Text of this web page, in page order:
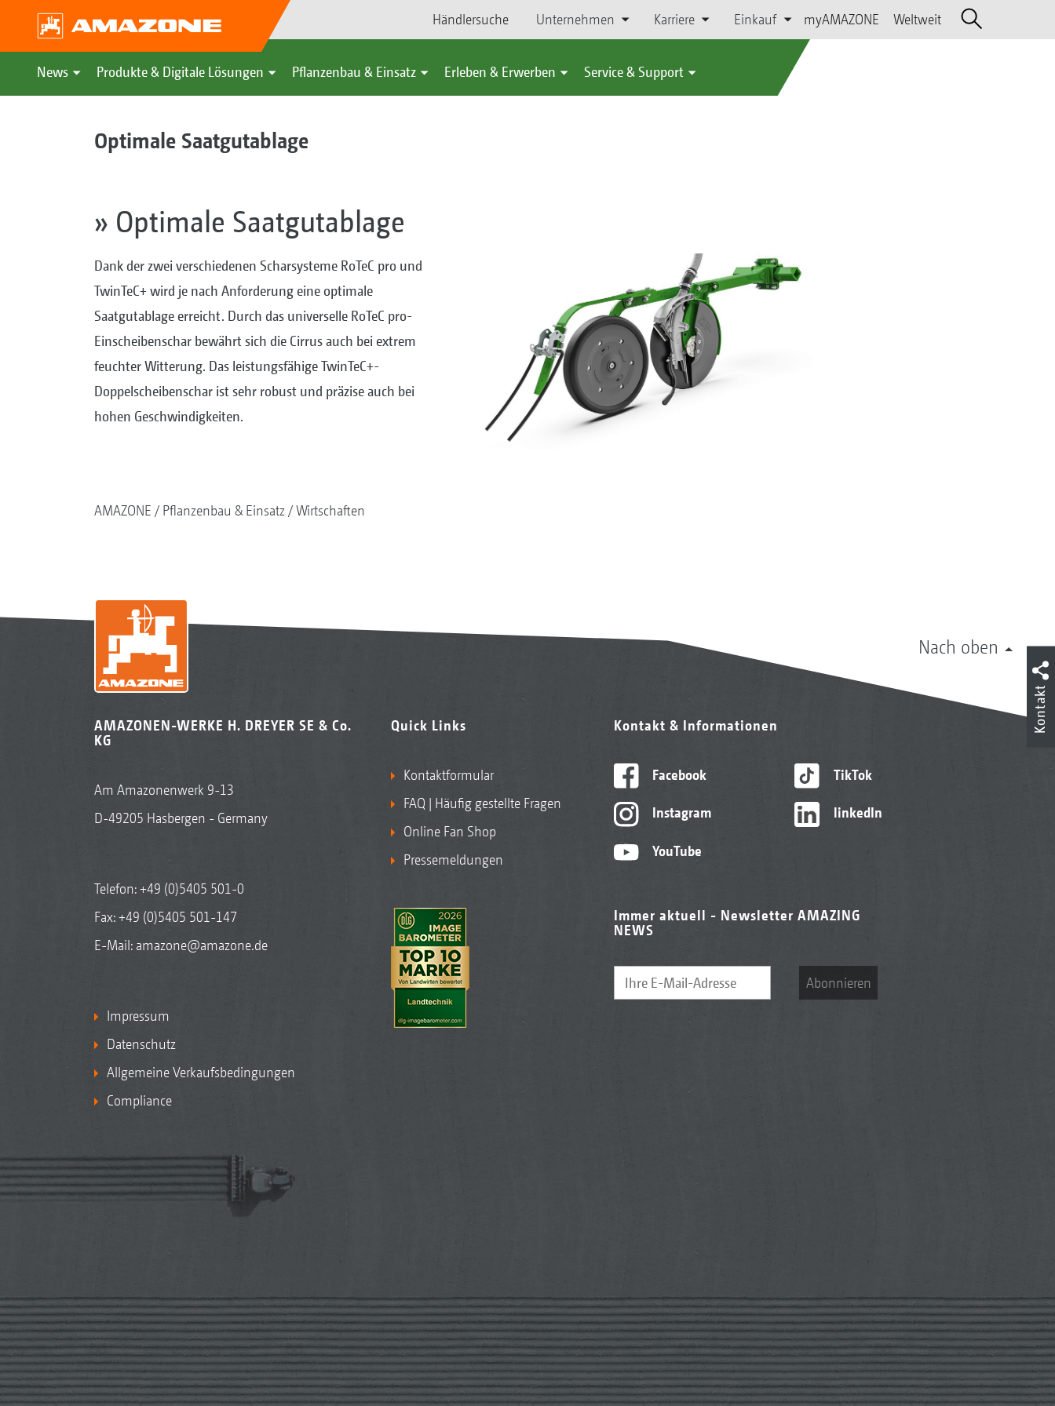
Händlersuche Unternehmen Karriere Einkauf myAMAZONE Weltweit
News Produkte & Digitale Lösungen Pflanzenbau & Einsatz Erleben & Erwerben Service & Support
Optimale Saatgutablage
» Optimale Saatgutablage
Dank der zwei verschiedenen Scharsysteme RoTeC pro und
TwinTeC+ wird je nach Anforderung eine optimale
Saatgutablage erreicht. Durch das universelle RoTeC pro-
Einscheibenschar bewährt sich die Cirrus auch bei extrem
feuchter Witterung. Das leistungsfähige TwinTeC+-
Doppelscheibenschar ist sehr robust und präzise auch bei
hohen Geschwindigkeiten.
AMAZONE Pflanzenbau & Einsatz Wirtschaften
Nach oben
AMAZONEN-WERKE H. DREYER SE & Co.
KG
Am Amazonenwerk 9-13
D-49205 Hasbergen - Germany
Telefon:+49 (0)5405 501-0
Fax: +49 (0)5405 501-147
E-Mail: amazone@amazone.de
Impressum
Datenschutz
Allgemeine Verkaufsbedingungen
Compliance
Quick Links
Kontaktformular
FAQ | Häufig gestellte Fragen
Online Fan Shop
Pressemeldungen
Kontakt & Informationen
Facebook
Instagram
YouTube
TikTok
linkedIn
Immer aktuell - Newsletter AMAZING
NEWS
Abonnieren
Kontakt